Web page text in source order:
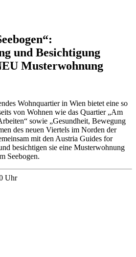
und Besichtigung
Musterwohnung
Wohnquartier in Wien bietet eine so
von Wohnen wie das Quartier „Am
sowie „Gesundheit, Bewegung
des neuen Viertels im Norden der
mit den Austria Guides for
besichtigen sie eine Musterwohnung
Seebogen.
Uhr